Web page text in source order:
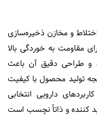
و مخازن ذخیره‌سازی
مقاومت به خوردگی بالا
و طراحی دقیق آن باعث
تولید محصول با کیفیت
دارویی انتخابی
کننده و ذاتاً نچسب است